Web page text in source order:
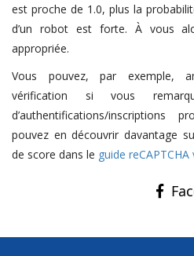
est proche de 1.0, plus la
d’un robot est forte. À vous
appropriée.
Vous pouvez, par exemple,
vérification si vous
d’authentifications/inscriptions
pouvez en découvrir davantage
de score dans le guide reCAPTCHA